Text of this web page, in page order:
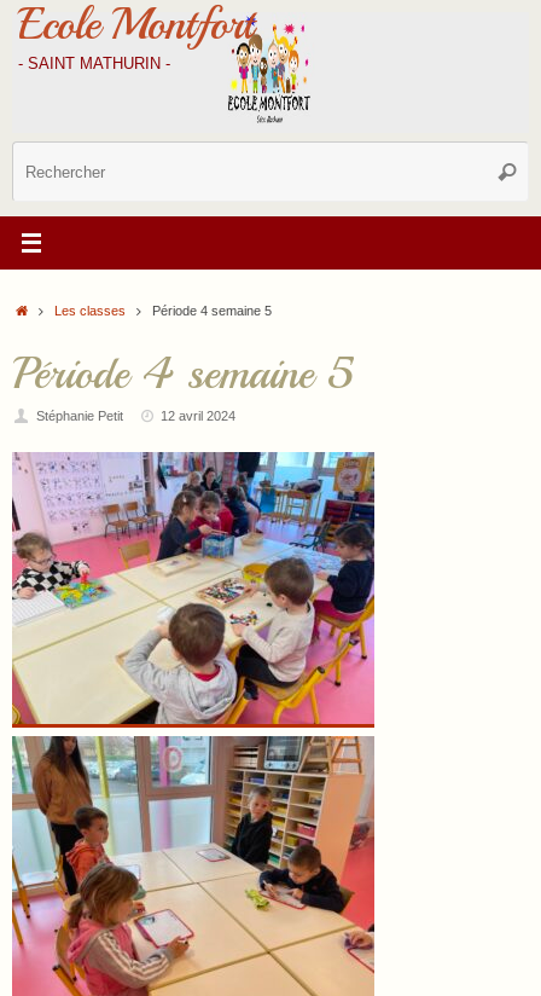
Passer
contenu
Ecole Montfort
- SAINT MATHURIN -
AccueilLes classes Période 4 semaine 5
Période 4 semaine 5
Stéphanie Petit 12 avril 2024